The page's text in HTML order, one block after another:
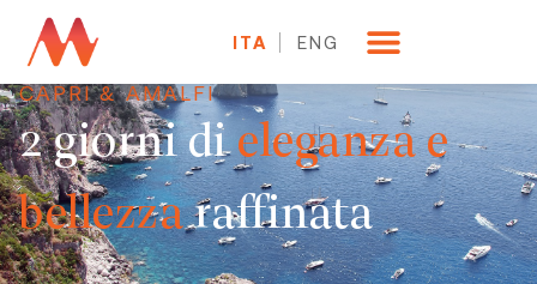
ITA ENG
CAPRI & AMALFI
2 giorni dieleganza e
bellezzaraffinata